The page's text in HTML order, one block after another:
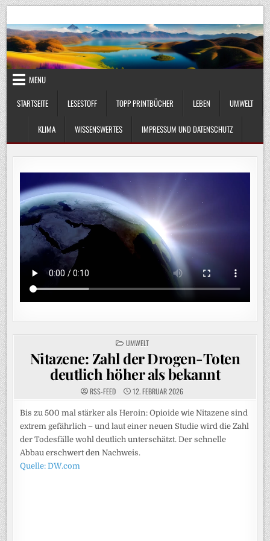
Skip
to
content
UmweltKlima.com
MENU
STARTSEITE
LESESTOFF TOPP PRINTBÜCHER LEBEN UMWELT
KLIMA WISSENSWERTES IMPRESSUM UND DATENSCHUTZ
POSTED
IN
UMWELT
Nitazene: Zahl der Drogen-Toten
deutlich höher als bekannt
RSS-FEED 12. FEBRUAR 2026
Bis zu 500 mal stärker als Heroin: Opioide wie Nitazene sind
extrem gefährlich – und laut einer neuen Studie wird die Zahl
der Todesfälle wohl deutlich unterschätzt. Der schnelle
Abbau erschwert den Nachweis.
Quelle: DW.com